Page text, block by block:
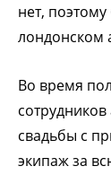
нет,
лондонском
Во время
свадьбы с
экипаж за